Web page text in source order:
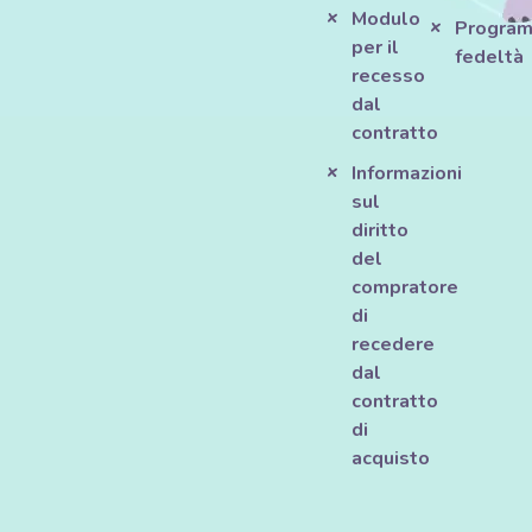
Modulo
per il
recesso
dal
contratto
Informazioni
sul
diritto
del
compratore
di
recedere
dal
contratto
di
acquisto
fedeltà